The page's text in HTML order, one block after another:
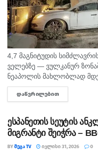
4,7 მაგნიტუდის
ველებზე — ვულკანურ
ნეაპოლის მახლობლად
დაშავდა ოთხი ადამიანი,
იტალიის გეოფიზიკისა
ᲓᲐᲬᲕᲠᲘᲚᲔᲑᲘᲗ
ესპანეთის სეუტის
მიგრანტი შეიჭრა –
BYᲛᲔᲒᲐ TV ᲘᲕᲚᲘᲡᲘ 31, 2026 0